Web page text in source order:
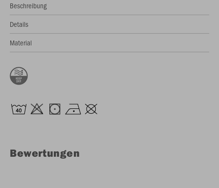
Beschreibung
Details
Material
Bewertungen